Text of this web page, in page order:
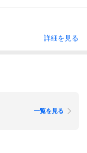
詳細を見る
一覧を見る